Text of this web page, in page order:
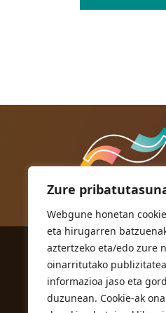
Zure
Webgune honetan
eta hirugarren
aztertzeko eta/edo zure
oinarritutako
informazioa jaso eta
duzunean. Cookie-ak
ORIOKO UDALA
Herriko plaza,1
20810 Orio
T. 943 83 03 46